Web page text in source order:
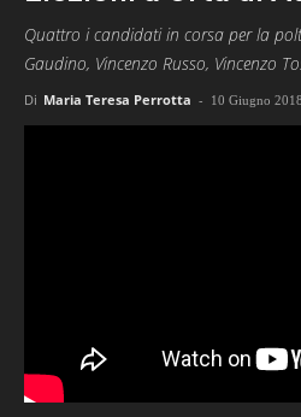
Quattro i candidati in corsa per la
Gaudino, Vincenzo Russo, Vincenzo
Di Maria Teresa Perrotta - 10 Giugno 2018